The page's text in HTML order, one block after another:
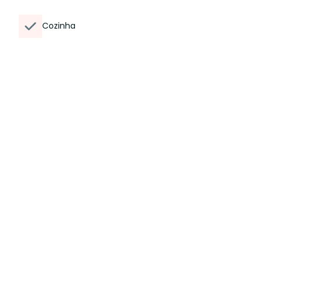
Cozinha